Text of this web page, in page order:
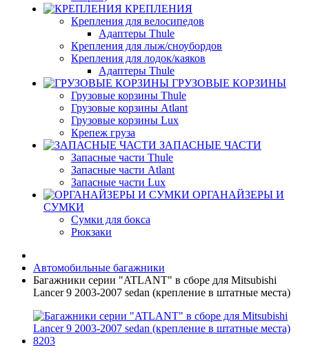
КРЕПЛЕНИЯ
Крепления для велосипедов
Адаптеры Thule
Крепления для лыж/сноубордов
Крепления для лодок/каяков
Адаптеры Thule
ГРУЗОВЫЕ КОРЗИНЫ
Грузовые корзины Thule
Грузовые корзины Atlant
Грузовые корзины Lux
Крепеж груза
ЗАПАСНЫЕ ЧАСТИ
Запасные части Thule
Запасные части Atlant
Запасные части Lux
ОРГАНАЙЗЕРЫ И
СУМКИ
Сумки для бокса
Рюкзаки
Автомобильные багажники
Багажники серии "ATLANT" в сборе для Mitsubishi
Lancer 9 2003-2007 sedan (крепление в штатные места)